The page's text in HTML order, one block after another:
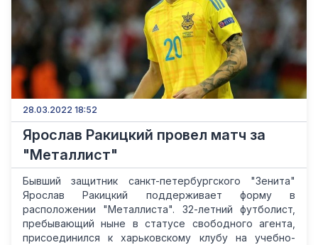
28.03.2022 18:52
Ярослав Ракицкий провел матч за
"Металлист"
Бывший защитник санкт-петербургского "Зенита"
Ярослав Ракицкий поддерживает форму в
расположении "Металлиста". 32-летний футболист,
пребывающий ныне в статусе свободного агента,
присоединился к харьковскому клубу на учебно-